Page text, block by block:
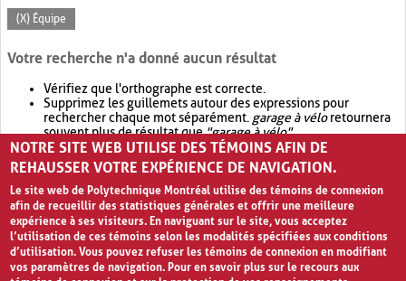
(X) Équipe
Votre recherche n'a donné aucun résultat
Vérifiez que l'orthographe est correcte.
Supprimez les guillemets autour des expressions pour
rechercher chaque mot séparément. garage à véloretournera
souvent plus de résultat que"garage à vélo".
Envisagez d'élargir votre recherche avec OR.garage OR vélo
retournera souvent plus de résultat quegarage à vélo
NOTRE SITE WEB UTILISE DES TÉMOINS AFIN DE
REHAUSSER VOTRE EXPÉRIENCE DE NAVIGATION.
Le site web de Polytechnique Montréal utilise des témoins de connexion
afin de recueillir des statistiques générales et offrir une meilleure
expérience à ses visiteurs. En naviguant sur le site, vous acceptez
l’utilisation de ces témoins selon les modalités spécifiées aux conditions
d’utilisation. Vous pouvez refuser les témoins de connexion en modifiant
vos paramètres de navigation. Pour en savoir plus sur le recours aux